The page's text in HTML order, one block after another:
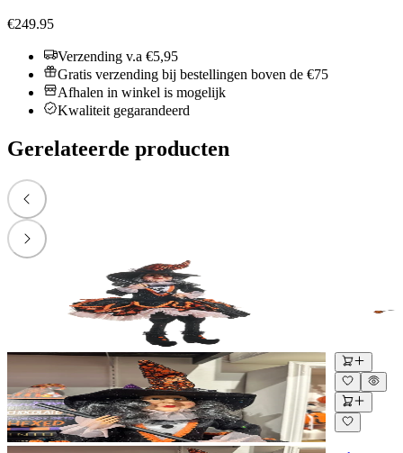
€249.95
Verzending v.a €5,95
Gratis verzending bij bestellingen boven de €75
Afhalen in winkel is mogelijk
Kwaliteit gegarandeerd
Gerelateerde producten